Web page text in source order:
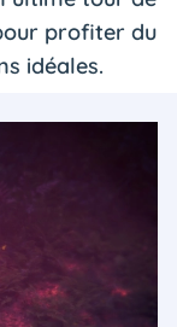
profiter du
idéales.